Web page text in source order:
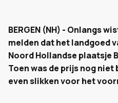
BERGEN (NH) - Onlangs
melden dat het landgoed
Noord Hollandse plaatsje
Toen was de prijs nog niet
even slikken voor het